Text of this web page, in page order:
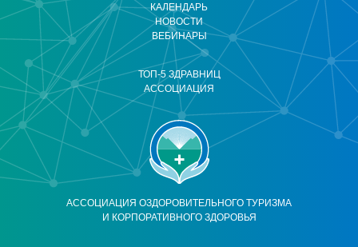
АССОЦИАЦИЯ ОЗДОРОВИТЕЛЬНОГО ТУРИЗМА
И КОРПОРАТИВНОГО ЗДОРОВЬЯ
КАЛЕНДАРЬ
НОВОСТИ
ВЕБИНАРЫ
ТОП-5 ЗДРАВНИЦ
АССОЦИАЦИЯ